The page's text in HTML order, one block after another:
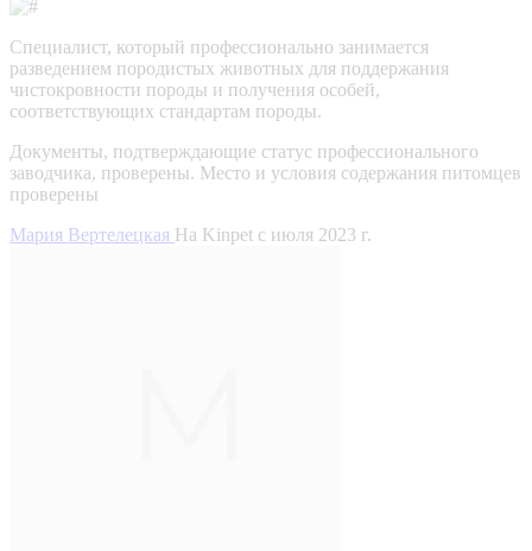
Специалист, который профессионально занимается
разведением породистых животных для поддержания
чистокровности породы и получения особей,
соответствующих стандартам породы.
Документы, подтверждающие статус профессионального
заводчика, проверены. Место и условия содержания питомцев
проверены
Мария Вертелецкая На Kinpet c июля 2023 г.